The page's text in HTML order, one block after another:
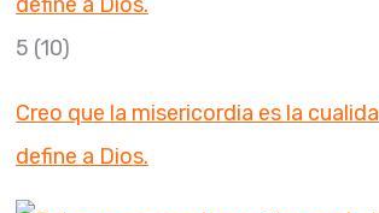
5 (10)
Creo que la misericordia es la
define a Dios.